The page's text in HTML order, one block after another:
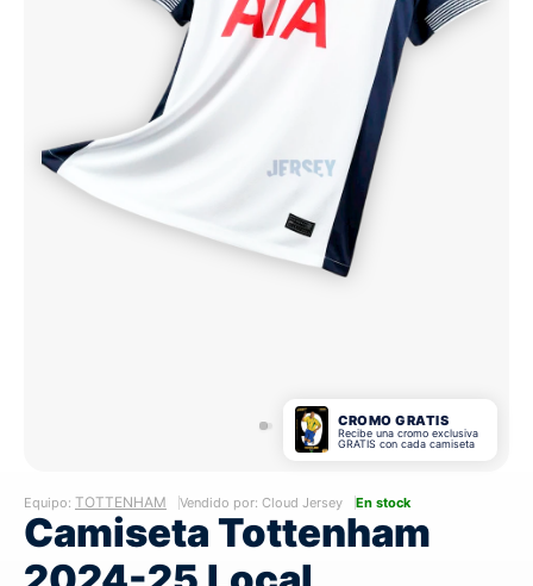
CROMO GRATIS
Recibe una cromo exclusiva
GRATIS con cada camiseta
Equipo: TOTTENHAM Vendido por: Cloud Jersey En stock
Camiseta Tottenham